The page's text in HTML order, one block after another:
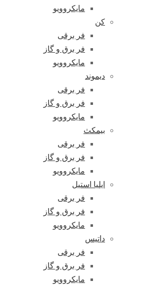
مایکروویو
کن
فر برقی
فر برق و گاز
مایکروویو
دیموند
فر برقی
فر برق و گاز
مایکروویو
بیمکث
فر برقی
فر برق و گاز
مایکروویو
ایلیا استیل
فر برقی
فر برق و گاز
مایکروویو
داتیس
فر برقی
فر برق و گاز
مایکروویو